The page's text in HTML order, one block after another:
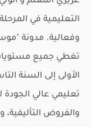
التعليمية في
وفعالية. مدونة
تغطي جميع
الأولى إلى السنة
تعليمي عالي الجودة
والفروض التأليفية،